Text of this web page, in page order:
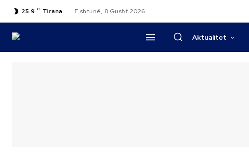
25.9 C Tirana E shtunë, 8 Gusht 2026
Aktualitet